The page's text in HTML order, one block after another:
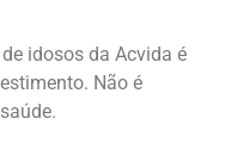
idosos da Acvida é
Não é